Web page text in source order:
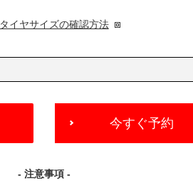
タイヤサイズの確認方法
今すぐ予約
- 注意事項 -